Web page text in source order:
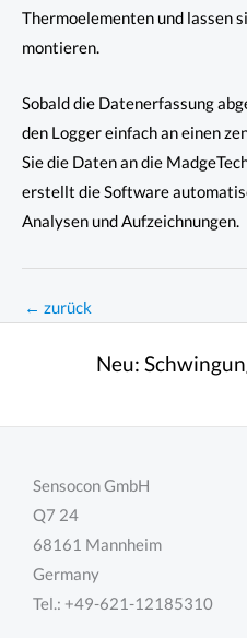
Thermoelementen und lassen
montieren.
Sobald die Datenerfassung
den Logger einfach an einen
Sie die Daten an die
erstellt die Software
Analysen und Aufzeichnungen.
← zurück
Neu:
Sensocon GmbH
Q7 24
68161 Mannheim
Germany
Tel.: +49-621-12185310